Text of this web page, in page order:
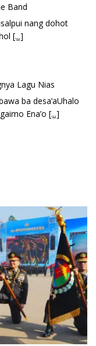
Lagu Nias
ba desa’aUhalo
Ena’o
Rendi Gulo
mene sino
ita